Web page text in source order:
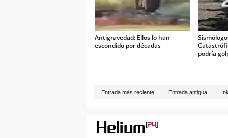
Antigravedad: Ellos lo han
escondido por décadas
podría
Entrada más reciente Entrada antigua